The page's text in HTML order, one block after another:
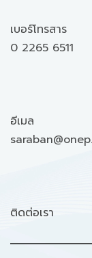
เบอร์โทรสาร
0 2265 6511
อีเมล
ติดต่อเรา